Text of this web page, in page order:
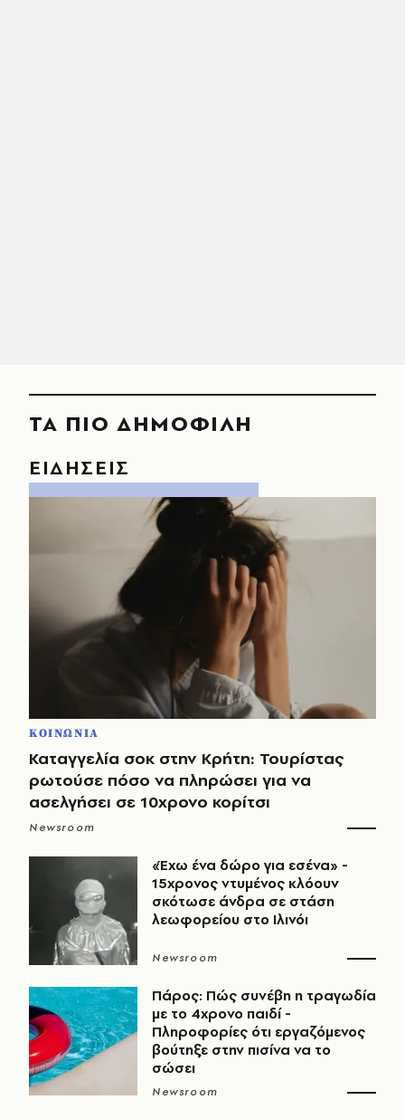
ΤΑ ΠΙΟ ΔΗΜΟΦΙΛΗ
ΕΙΔΗΣΕΙΣ
ΚΟΙΝΩΝΙΑ
Καταγγελία σοκ στην Κρήτη: Τουρίστας
ρωτούσε πόσο να πληρώσει για να
ασελγήσει σε 10χρονο κορίτσι
Newsroom
«Έχω ένα δώρο για εσένα» -
15χρονος ντυμένος κλόουν
σκότωσε άνδρα σε στάση
λεωφορείου στο Ιλινόι
Newsroom
Πάρος: Πώς συνέβη η τραγωδία
με το 4χρονο παιδί -
Πληροφορίες ότι εργαζόμενος
βούτηξε στην πισίνα να το
σώσει
Newsroom